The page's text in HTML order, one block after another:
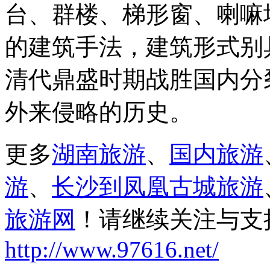
台、群楼、梯形窗、喇
的建筑手法，建筑形式
清代鼎盛时期战胜国内
外来侵略的历史。
更多湖南旅游、 国内旅游
游、 长沙到凤凰古城旅游
旅游网 ！请继续关注与
http://www.97616.net/